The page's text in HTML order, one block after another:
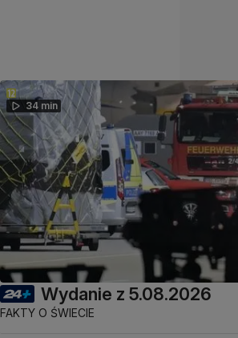
34 min
Wydanie z 5.08.2026
FAKTY O ŚWIECIE